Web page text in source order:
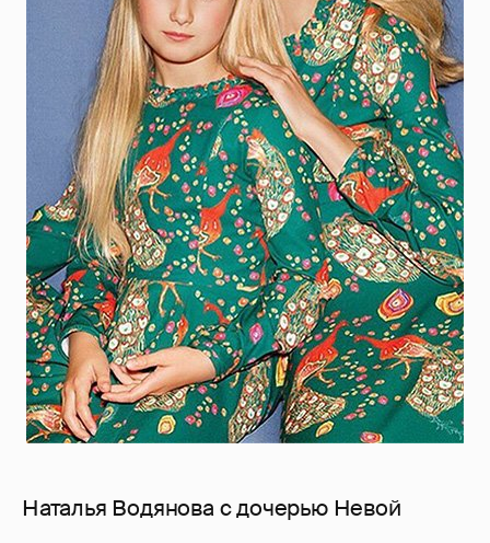
Наталья Водянова с дочерью Невой